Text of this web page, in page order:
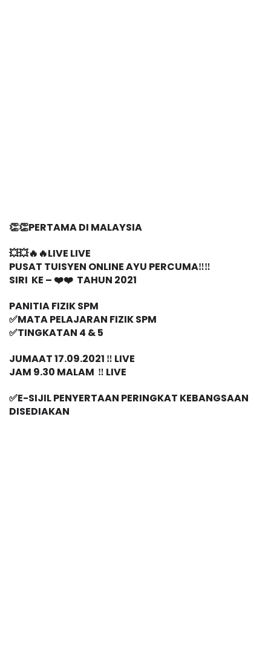
👏👏PERTAMA DI MALAYSIA
💥💥🔥🔥LIVE LIVE
PUSAT TUISYEN ONLINE AYU PERCUMA‼️‼️
SIRI  KE – ❤️❤️  TAHUN 2021
PANITIA FIZIK SPM
✅MATA PELAJARAN FIZIK SPM
✅TINGKATAN 4 & 5
JUMAAT 17.09.2021 ‼️ LIVE
JAM 9.30 MALAM  ‼️ LIVE
✅E-SIJIL PENYERTAAN PERINGKAT KEBANGSAAN
DISEDIAKAN